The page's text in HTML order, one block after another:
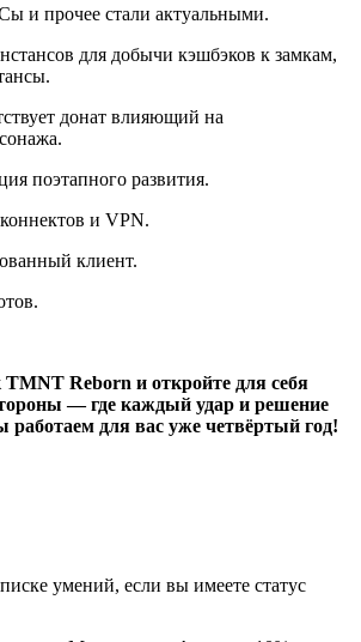
и прочее стали актуальными.
для добычи кэшбэков к замкам,
донат влияющий на
поэтапного развития.
и VPN.
клиент.
TMNT Reborn и откройте для себя
— где каждый удар и решение
работаем для вас уже четвёртый год!
умений, если вы имеете статус